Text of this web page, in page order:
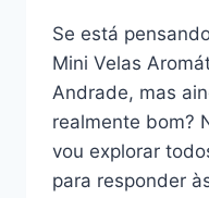
Se está
Mini Velas
Andrade, mas
realmente bom?
vou explorar
para responder